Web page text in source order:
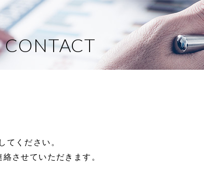
CONTACT
てください。
させていただきます。